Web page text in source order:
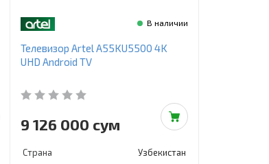
В наличии
Телевизор Artel A55KU5500 4K
UHD Android TV
9 126 000 сум
Страна
Узбекистан